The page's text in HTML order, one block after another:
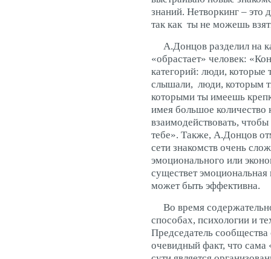
знаний. Нетворкинг – это
так как ты не можешь
А.Донцов разделил на
«обрастает» человек:
категорий: люди, которые
слышали, люди, которым
которыми ты имеешь
имея большое количество
взаимодействовать,
тебе». Также, А.Донцов
сети знакомств очень
эмоционального или
существет эмоциональная
может быть эффективна.
Во время
способах, психологии и
Председатель
очевидный факт, что сама